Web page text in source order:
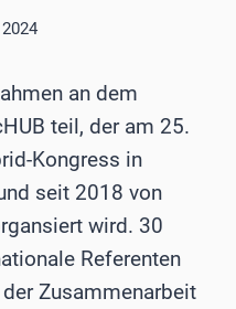
an dem
teil, der am 25.
Kongress in
seit 2018 von
wird. 30
Referenten
Zusammenarbeit